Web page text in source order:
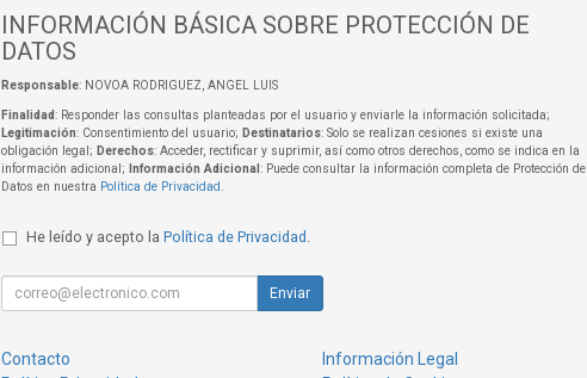
INFORMACIÓN BÁSICA SOBRE PROTECCIÓN DE
DATOS
Responsable: NOVOA RODRIGUEZ, ANGEL LUIS
Finalidad: Responder las consultas planteadas por el usuario y enviarle la información solicitada;
Legitimación: Consentimiento del usuario; Destinatarios: Solo se realizan cesiones si existe una
obligación legal; Derechos: Acceder, rectificar y suprimir, así como otros derechos, como se indica en la
información adicional;
Información Adicional : Puede consultar la información completa de Protección de
Datos en nuestra Política de Privacidad .
He leído y acepto la Política de Privacidad .
Enviar
Contacto
Información Legal